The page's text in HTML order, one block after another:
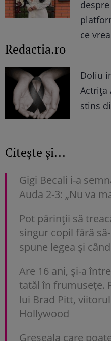
ce
Redactia.ro
Doliu
Actrița
stins
Citește și...
Gigi Becali i-a
Auda 2-3: „Nu va
Pot părinții să
singur copil fără
spune legea și
Are 16 ani, și-a
tatăl în frumusețe.
lui Brad Pitt,
Hollywood
Greșeala care